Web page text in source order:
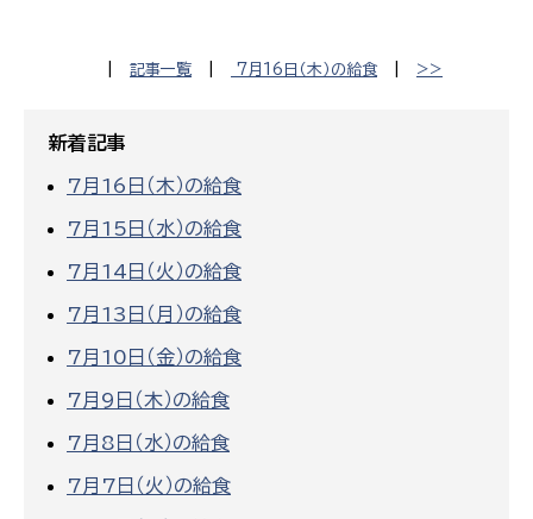
記事一覧 7月16日（木）の給食 >>
新着記事
7月16日（木）の給食
7月15日（水）の給食
7月14日（火）の給食
7月13日（月）の給食
7月10日（金）の給食
7月9日（木）の給食
7月8日（水）の給食
7月7日（火）の給食